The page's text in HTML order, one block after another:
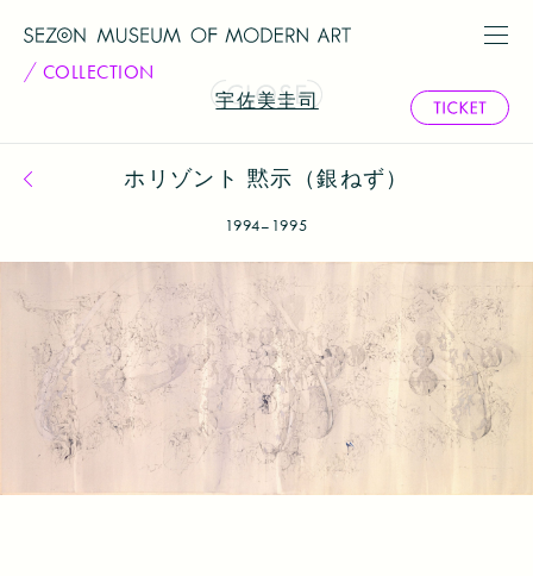
COLLECTION
宇佐美圭司
コレクション一覧へ戻る
ホリゾント 黙示（銀ねず）
1994–1995